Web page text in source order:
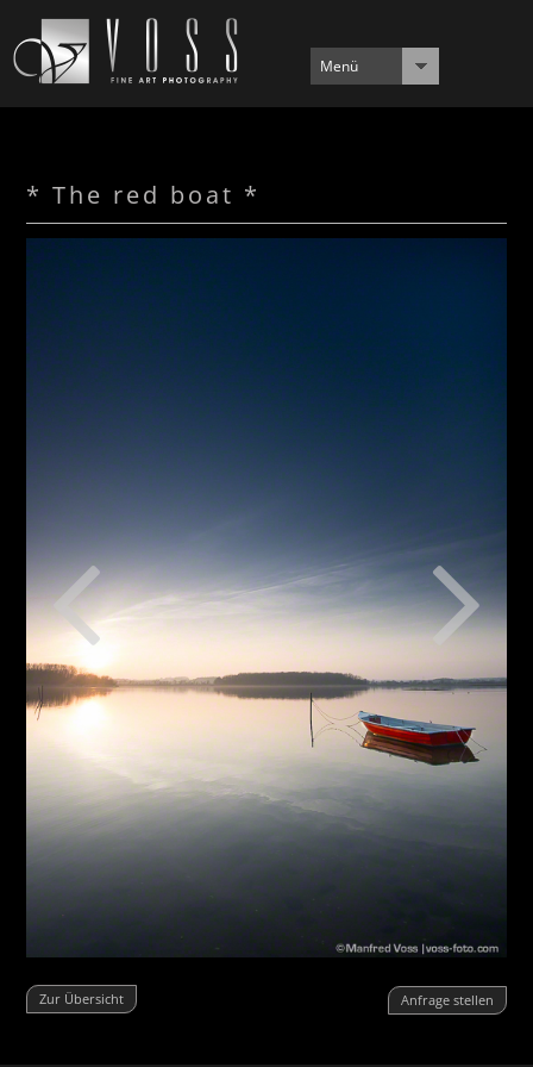
Menü
* The red boat *
Zur Übersicht Anfrage stellen